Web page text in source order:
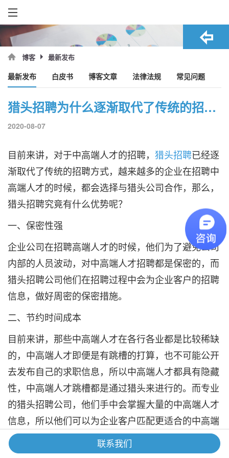
博客 最新发布
最新发布 白皮书 博客文章 法律法规 常见问题
猎头招聘为什么逐渐取代了传统的招聘方式？
2020-08-07
目前来讲，对于中高端人才的招聘， 猎头招聘已经逐
渐取代了传统的招聘方式，越来越多的企业在招聘中
高端人才的时候，都会选择与猎头公司合作，那么，
猎头招聘究竟有什么优势呢？
一、保密性强
企业公司在招聘高端人才的时候，他们为了避免公司
内部的人员波动，对中高端人才招聘都是保密的，而
猎头招聘公司他们在招聘过程中会为企业客户的招聘
信息，做好周密的保密措施。
二、节约时间成本
目前来讲，那些中高端人才在各行各业都是比较稀缺
的，中高端人才即便是有跳槽的打算，也不可能公开
去发布自己的求职信息，所以中高端人才都具有隐藏
性，中高端人才跳槽都是通过猎头来进行的。而专业
的猎头招聘公司，他们手中会掌握大量的中高端人才
信息，所以他们可以为企业客户匹配更适合的中高端
人才。
联系我们